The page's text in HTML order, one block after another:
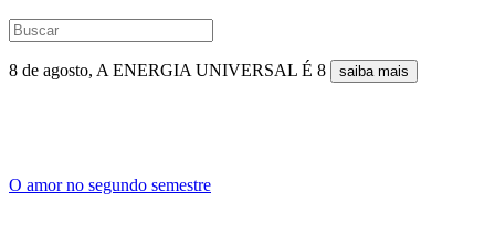
8 de agosto, A ENERGIA UNIVERSAL É 8 saiba mais
O amor no segundo semestre